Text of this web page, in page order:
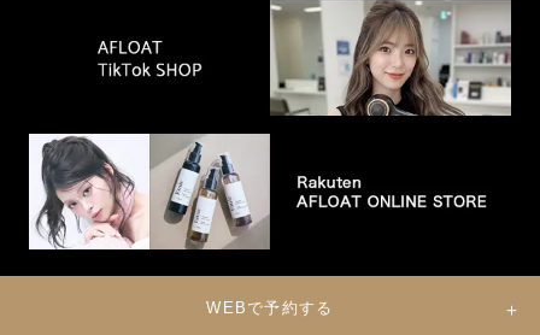
WEBで予約する
© 2022 Eternal Co., Ltd. All Rights Reserved.